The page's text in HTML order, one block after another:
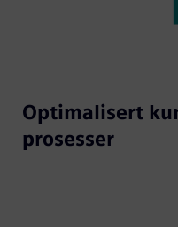
Optimalisert
prosesser